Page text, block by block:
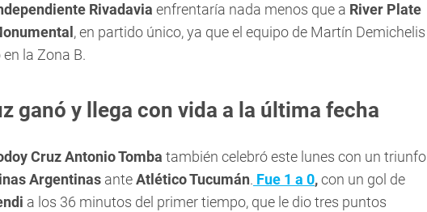
Rivadavia enfrentaría nada menos que a River Plate
, en partido único, ya que el equipo de Martín Demichelis
la Zona B.
ganó y llega con vida a la última fecha
Cruz Antonio Tomba también celebró este lunes con un triunfo
Argentinas anteAtlético Tucumán. Fue 1 a 0,con un gol de
a los 36 minutos del primer tiempo, que le dio tres puntos